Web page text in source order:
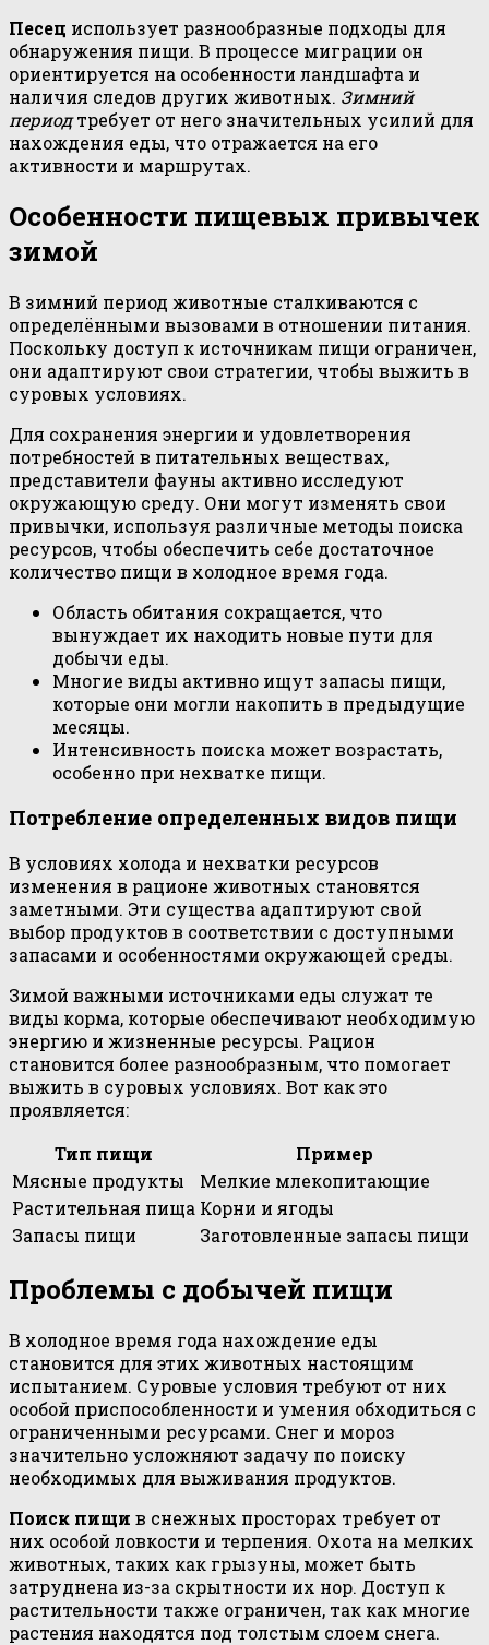
Песец использует разнообразные подходы для
обнаружения пищи. В процессе миграции он
ориентируется на особенности ландшафта и
наличия следов других животных. Зимний
периодтребует от него значительных усилий для
нахождения еды, что отражается на его
активности и маршрутах.
Особенности пищевых привычек
зимой
В зимний период животные сталкиваются с
определёнными вызовами в отношении питания.
Поскольку доступ к источникам пищи ограничен,
они адаптируют свои стратегии, чтобы выжить в
суровых условиях.
Для сохранения энергии и удовлетворения
потребностей в питательных веществах,
представители фауны активно исследуют
окружающую среду. Они могут изменять свои
привычки, используя различные методы поиска
ресурсов, чтобы обеспечить себе достаточное
количество пищи в холодное время года.
Область обитания сокращается, что
вынуждает их находить новые пути для
добычи еды.
Многие виды активно ищут запасы пищи,
которые они могли накопить в предыдущие
месяцы.
Интенсивность поиска может возрастать,
особенно при нехватке пищи.
Потребление определенных видов пищи
В условиях холода и нехватки ресурсов
изменения в рационе животных становятся
заметными. Эти существа адаптируют свой
выбор продуктов в соответствии с доступными
запасами и особенностями окружающей среды.
Зимой важными источниками еды служат те
виды корма, которые обеспечивают необходимую
энергию и жизненные ресурсы. Рацион
становится более разнообразным, что помогает
выжить в суровых условиях. Вот как это
проявляется:
Тип пищи
Пример
Мясные продукты
Мелкие млекопитающие
Растительная пища Корни и ягоды
Запасы пищи
Заготовленные запасы пищи
Проблемы с добычей пищи
В холодное время года нахождение еды
становится для этих животных настоящим
испытанием. Суровые условия требуют от них
особой приспособленности и умения обходиться с
ограниченными ресурсами. Снег и мороз
значительно усложняют задачу по поиску
необходимых для выживания продуктов.
Поиск пищи в снежных просторах требует от
них особой ловкости и терпения. Охота на мелких
животных, таких как грызуны, может быть
затруднена из-за скрытности их нор. Доступ к
растительности также ограничен, так как многие
растения находятся под толстым слоем снега.